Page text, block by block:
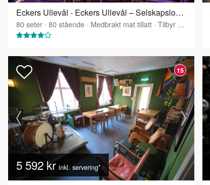
Eckers Ullevål - Eckers Ullevål – Selskapslokale over to etasjer
80seter · 80stående · Medbrakt mat tillatt · Tilbyr servering
15
5 592 krinkl. servering*